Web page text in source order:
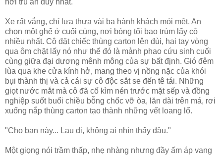
Xe rất vắng, chỉ lưa thưa vài ba hành khách mỏi mệt. An
chọn một ghế ở cuối cùng, nơi bóng tối bao trùm lấy cô
nhiều nhất. Cô đặt chiếc thùng carton lên đùi, hai tay vòng
qua ôm chặt lấy nó như thể đó là mảnh phao cứu sinh cuối
cùng giữa đại dương mênh mông của sự bất định. Gió đêm
lùa qua khe cửa kính hở, mang theo vị nồng nặc của khói
bụi thành thị và cả cái sự cô độc sắt se đến tê tái. Những
giọt nước mắt mà cô đã cố kìm nén trước mặt sếp và đồng
nghiệp suốt buổi chiều bỗng chốc vỡ òa, lăn dài trên má, rơi
xuống nắp thùng carton tạo thành những vết loang lổ.
"Cho bạn này... Lau đi, không ai nhìn thấy đâu."
Một giọng nói trầm thấp, nhẹ nhàng nhưng đầy ấm áp vang